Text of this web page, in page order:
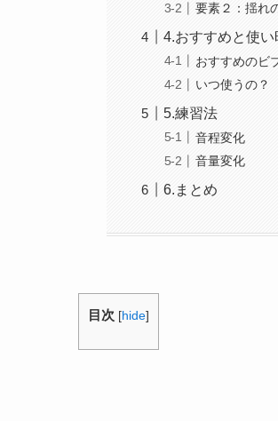
要素２：揺れ
4.おすすめと使い
おすすめのビ
いつ使うの？
5.練習法
音程変化
音量変化
6.まとめ
目次 [hide]